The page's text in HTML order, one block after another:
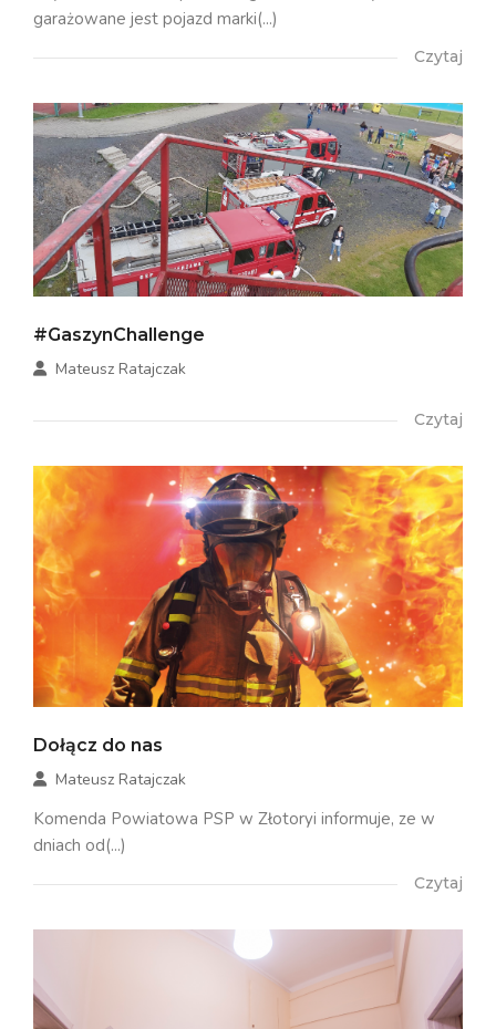
garażowane jest pojazd marki(...)
Czytaj
#GaszynChallenge
Mateusz Ratajczak
Czytaj
Dołącz do nas
Mateusz Ratajczak
Komenda Powiatowa PSP w Złotoryi informuje, ze w
dniach od(...)
Czytaj